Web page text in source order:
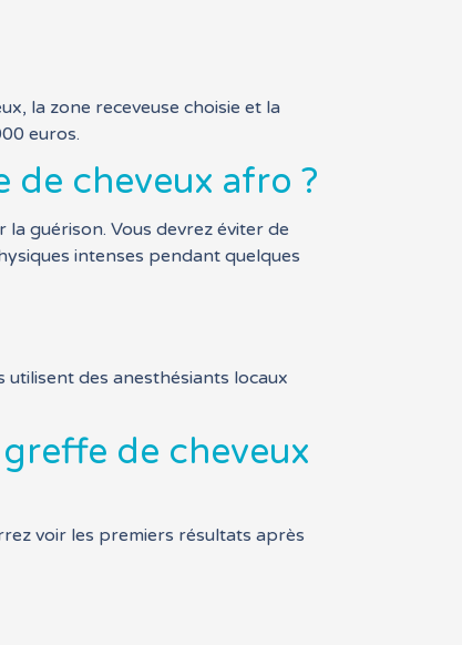
la zone receveuse choisie et la
euros.
de cheveux afro ?
guérison. Vous devrez éviter de
intenses pendant quelques
des anesthésiants locaux
de cheveux
voir les premiers résultats après